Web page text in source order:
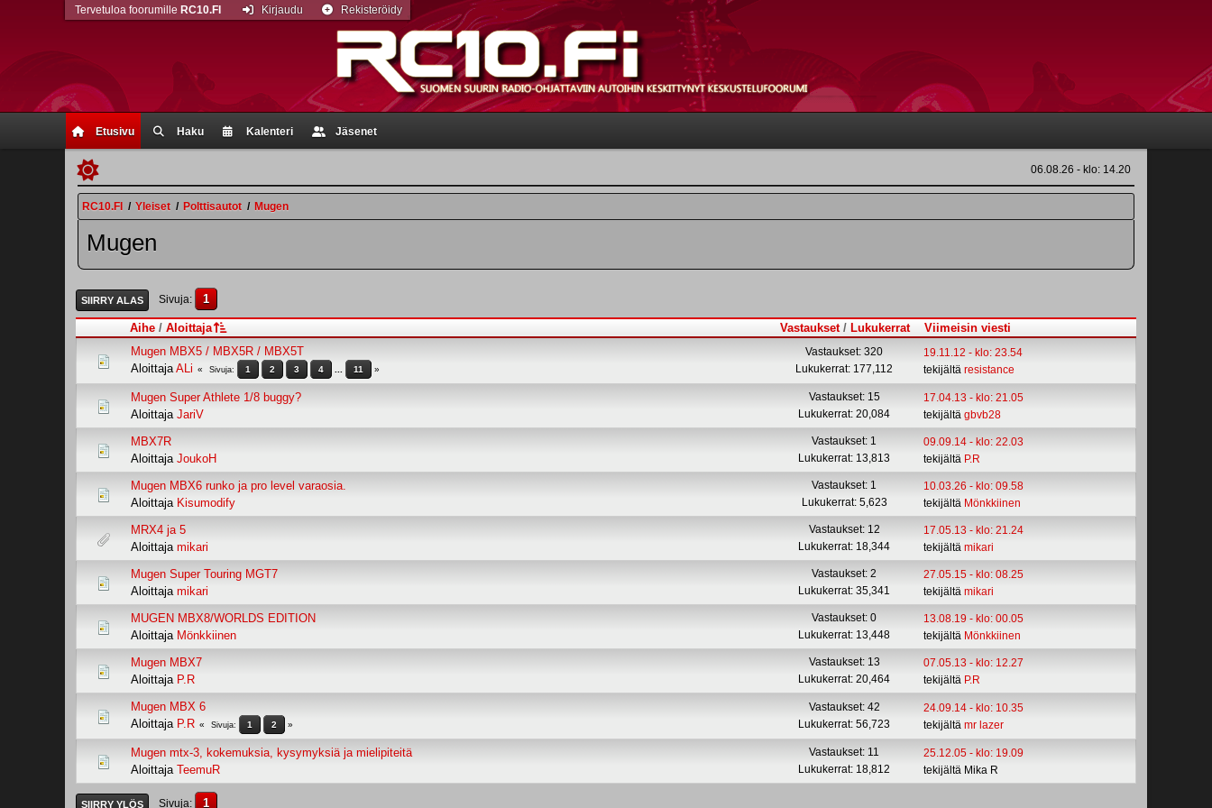
Etusivu Haku Kalenteri Jäsenet
Tervetuloa foorumille RC10.FI Kirjaudu Rekisteröidy
06.08.26 - klo: 14.20
RC10.FI / Yleiset / Polttisautot / Mugen
Mugen
SIIRRY ALAS Sivuja 1
Aihe / Aloittaja Vastaukset/ Lukukerrat
Viimeisin viesti
Mugen MBX5 / MBX5R / MBX5T
Aloittaja ALi Sivuja 1 2 3 4 11
Vastaukset: 320
Lukukerrat: 177,112
19.11.12 - klo: 23.54
tekijältäresistance
Mugen Super Athlete 1/8 buggy?
Aloittaja JariV
Vastaukset: 15
Lukukerrat: 20,084
17.04.13 - klo: 21.05
tekijältägbvb28
MBX7R
Aloittaja JoukoH
Vastaukset: 1
Lukukerrat: 13,813
09.09.14 - klo: 22.03
tekijältä P.R
Mugen MBX6 runko ja pro level varaosia.
Aloittaja Kisumodify
Vastaukset: 1
Lukukerrat: 5,623
10.03.26 - klo: 09.58
tekijältä Mönkkiinen
MRX4 ja 5
Aloittaja mikari
Vastaukset: 12
Lukukerrat: 18,344
17.05.13 - klo: 21.24
tekijältämikari
Mugen Super Touring MGT7
Aloittaja mikari
Vastaukset: 2
Lukukerrat: 35,341
27.05.15 - klo: 08.25
tekijältämikari
MUGEN MBX8/WORLDS EDITION
Aloittaja Mönkkiinen
Vastaukset: 0
Lukukerrat: 13,448
13.08.19 - klo: 00.05
tekijältä Mönkkiinen
Mugen MBX7
Aloittaja P.R
Vastaukset: 13
Lukukerrat: 20,464
07.05.13 - klo: 12.27
tekijältä P.R
Mugen MBX 6
Aloittaja P.R Sivuja 1 2
Vastaukset: 42
Lukukerrat: 56,723
24.09.14 - klo: 10.35
tekijältämr lazer
Mugen mtx-3, kokemuksia, kysymyksiä ja mielipiteitä
Aloittaja TeemuR
Vastaukset: 11
Lukukerrat: 18,812
25.12.05 - klo: 19.09
tekijältä Mika R
SIIRRY YLÖS Sivuja 1